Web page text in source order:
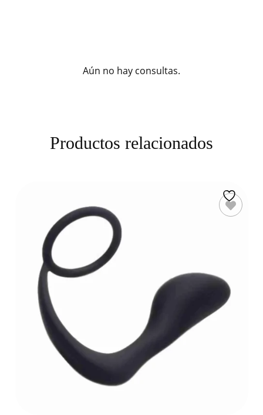
Aún no hay consultas.
Productos relacionados